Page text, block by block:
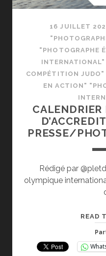
16 JUILLET
"PHOTOGRAPHE
COMPÉTITION JUDO"
EN ACTION"
CALENDRIER
PRESSE/
Rédigé par
olympique
READ